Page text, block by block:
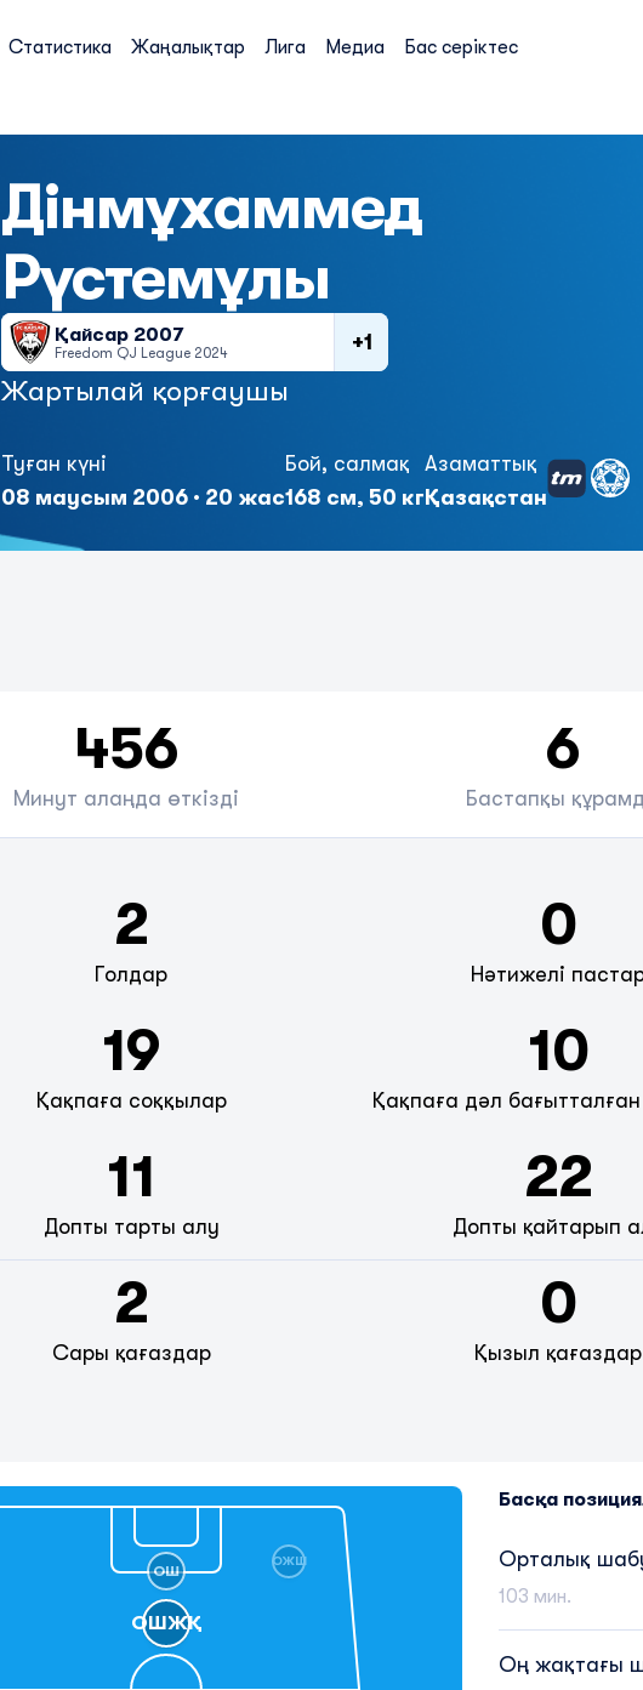
Статистика Жаңалықтар Лига Медиа Бас серіктес
Дінмұхаммед
Рүстемұлы
Қайсар 2007
Freedom QJ League 2024 +1
Жартылай қорғаушы
Туған күні
08 маусым 2006 · 20 жас
Бой, салмақ
168 см, 50 кг
Азаматтық
Қазақстан
456
Минут алаңда өткізді
6
Бастапқы
2
Голдар
0
Нәтижелі
19
Қақпаға соққылар
10
Қақпаға дәл
11
Допты тарты алу
22
Допты қайтарып
2
Сары қағаздар
0
Қызыл қағаздар
ОШЖҚ
ОШ
ОЖШ
Басқа
Орталық
103 мин.
Оң жақтағы